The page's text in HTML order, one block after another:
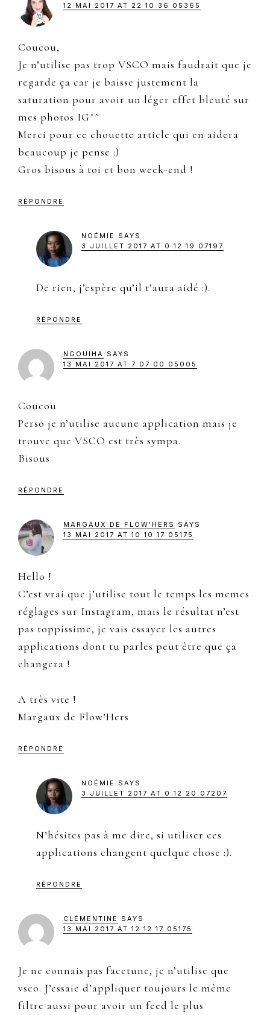
12 MAI 2017 AT 22 10 36 05365
Coucou,
Je n’utilise pas trop VSCO mais faudrait que je
regarde ça car je baisse justement la
saturation pour avoir un léger effet bleuté sur
mes photos IG^^
Merci pour ce chouette article qui en aidera
beaucoup je pense :)
Gros bisous à toi et bon week-end !
RÉPONDRE
NOÉMIE
SAYS
3 JUILLET 2017 AT 0 12 19 07197
De rien, j’espère qu’il t’aura aidé :).
RÉPONDRE
NGOUIHA SAYS
13 MAI 2017 AT 7 07 00 05005
Coucou
Perso je n’utilise aucune application mais je
trouve que VSCO est très sympa.
Bisous
RÉPONDRE
MARGAUX DE FLOW'HERS
SAYS
13 MAI 2017 AT 10 10 17 05175
Hello !
C’est vrai que j’utilise tout le temps les memes
réglages sur Instagram, mais le résultat n’est
pas toppissime, je vais essayer les autres
applications dont tu parles peut être que ça
changera !
A très vite !
Margaux de Flow’Hers
RÉPONDRE
NOÉMIE
SAYS
3 JUILLET 2017 AT 0 12 20 07207
N’hésites pas à me dire, si utiliser ces
applications changent quelque chose :).
RÉPONDRE
CLÉMENTINE
SAYS
13 MAI 2017 AT 12 12 17 05175
Je ne connais pas facetune, je n’utilise que
vsco. J’essaie d’appliquer toujours le même
filtre aussi pour avoir un feed le plus